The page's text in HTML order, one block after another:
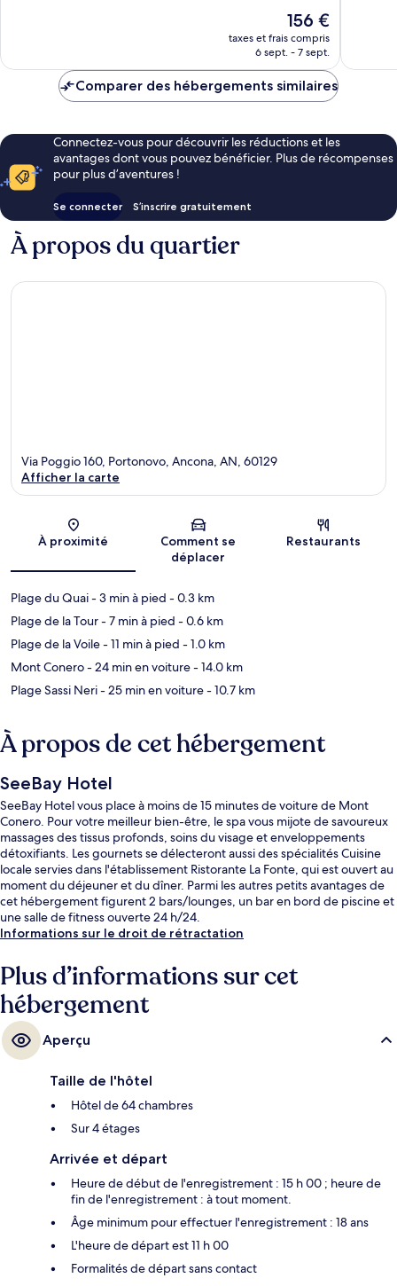
Le
nouveau
prix
de
156 €
taxes et frais compris
6 sept. - 7 sept.
Comparer des hébergements similaires
Connectez-vous pour découvrir les réductions et les
avantages dont vous pouvez bénéficier. Plus de récompenses
pour plus d’aventures !
Se connecter S’inscrire gratuitement
À propos du quartier
Carte
Via Poggio 160, Portonovo, Ancona, AN, 60129
Afficher la carte
À proximité
Comment se
déplacer
Restaurants
Plage du Quai- 3 min à pied - 0.3 km
Plage de la Tour- 7 min à pied - 0.6 km
Plage de la Voile- 11 min à pied - 1.0 km
Mont Conero- 24 min en voiture- 14.0 km
Plage Sassi Neri- 25 min en voiture- 10.7 km
À propos de cet hébergement
SeeBay Hotel
SeeBay Hotel vous place à moins de 15 minutes de voiture de Mont
Conero. Pour votre meilleur bien-être, le spa vous mijote de savoureux
massages des tissus profonds, soins du visage et enveloppements
détoxifiants. Les gournets se délecteront aussi des spécialités Cuisine
locale servies dans l'établissement Ristorante La Fonte, qui est ouvert au
moment du déjeuner et du dîner. Parmi les autres petits avantages de
cet hébergement figurent 2 bars/lounges, un bar en bord de piscine et
une salle de fitness ouverte 24 h/24.
Informations sur le droit de rétractation
Plus d’informations sur cet
hébergement
Aperçu
Taille de l'hôtel
Hôtel de 64 chambres
Sur 4 étages
Arrivée et départ
Heure de début de l'enregistrement : 15 h 00 ; heure de
fin de l'enregistrement : à tout moment.
Âge minimum pour effectuer l'enregistrement : 18 ans
L'heure de départ est 11 h 00
Formalités de départ sans contact